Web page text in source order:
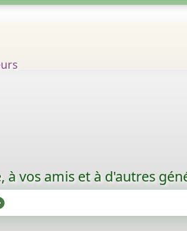
vos amis et à d'autres